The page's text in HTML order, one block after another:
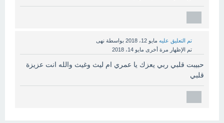
تم التعليق عليه مايو 12، 2018 بواسطة نهى
تم الإظهار مرة أخرى مايو 14، 2018
حبيبت قلبي ربي يعزك يا عمري ام ليث وغيث والله انت عزيزة
قلبي